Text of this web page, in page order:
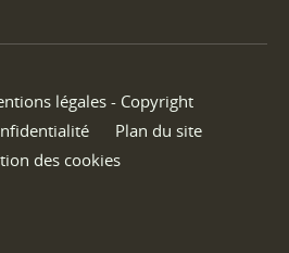
légales - Copyright
Plan du site
des cookies